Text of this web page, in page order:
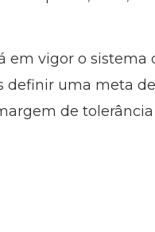
em vigor o
definir uma meta
de